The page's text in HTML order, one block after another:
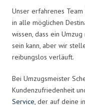
Unser erfahrenes
in alle möglichen
wissen, dass ein
sein kann, aber wir
reibungslos verläuft.
Bei Umzugsmeister
Kundenzufriedenheit
Service, der auf deine